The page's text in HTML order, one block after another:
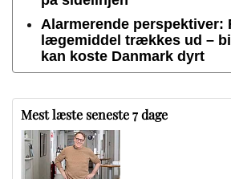
Alarmerende perspektiver:
lægemiddel trækkes ud –
kan koste Danmark dyrt
Mest læste seneste 7 dage